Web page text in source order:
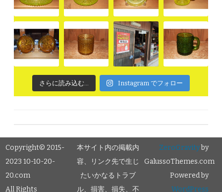
さらに読み込む... Instagram でフォロー
Copyright© 2015-
2023 10-10-20-
20.com
All Rights
本サイト内の掲載内
容、リンク先で生じ
たいかなるトラブ
ル、損害、損失、不
ZeroGravityby
GalussoThemes.com
Powered by
WordPress